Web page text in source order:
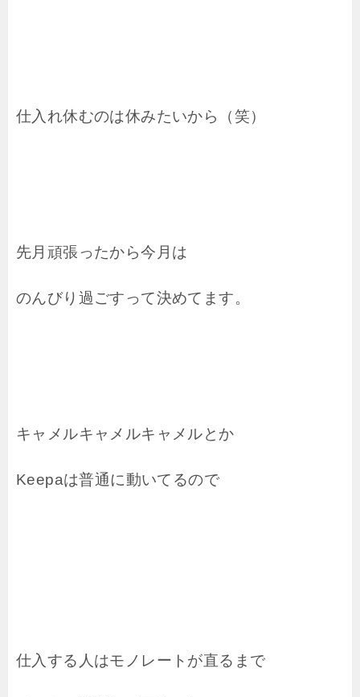
仕入れ休むのは休みたいから（笑）
先月頑張ったから今月は
のんびり過ごすって決めてます。
キャメルキャメルキャメルとか
Keepaは普通に動いてるので
仕入する人はモノレートが直るまで